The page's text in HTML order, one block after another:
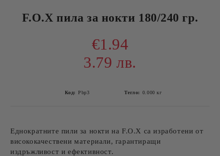
F.O.X пила за нокти 180/240 гр.
€1.94
3.79 лв.
Код: Pbp3 Тегло: 0.000 кг
Еднократните пили за нокти на F.O.X са изработени от
висококачествени материали, гарантиращи
издръжливост и ефективност.